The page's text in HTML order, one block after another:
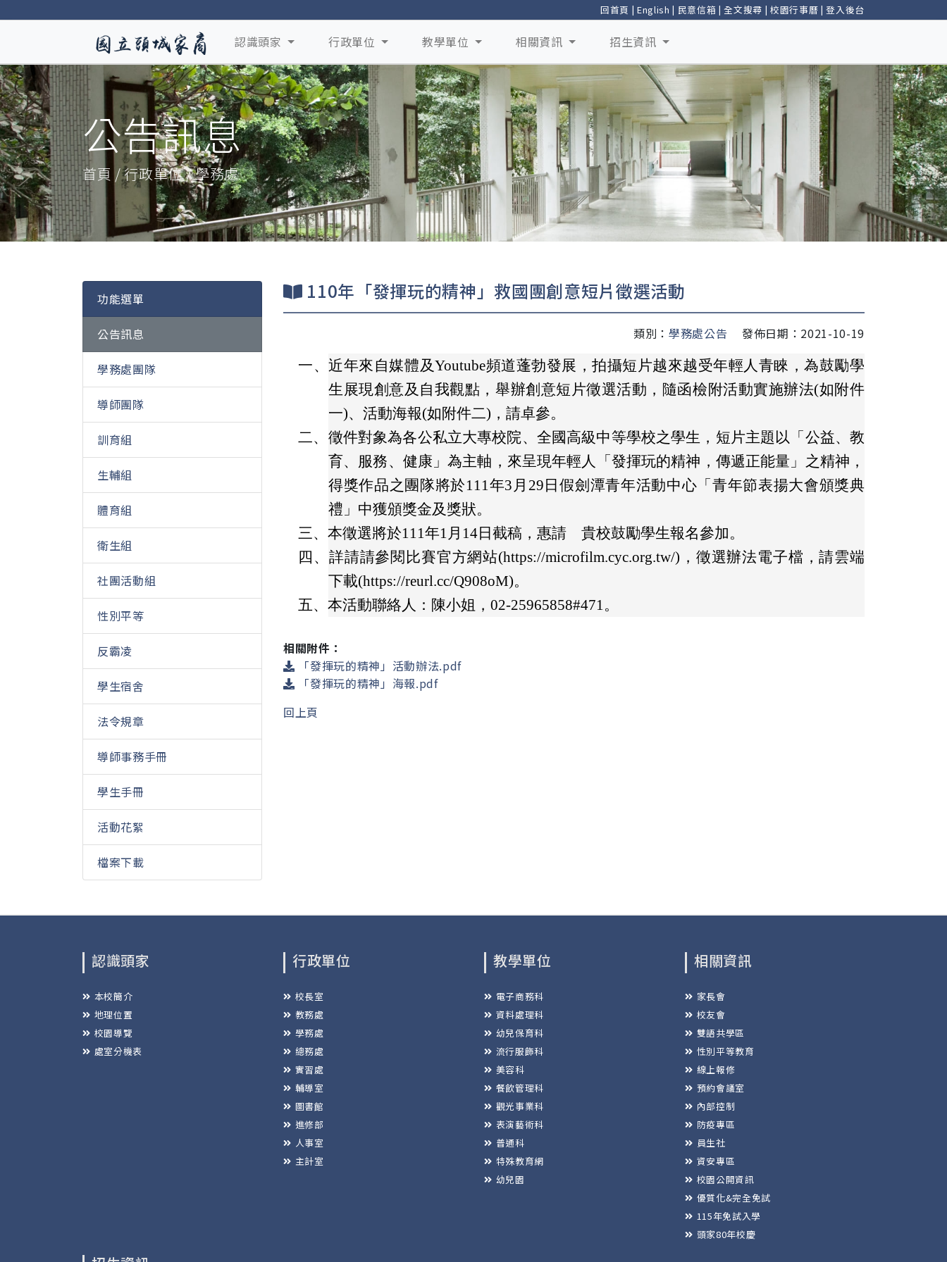
回首頁 | English | 民意信箱 |全文搜尋 | 校園行事曆 |登入後台
認識頭家 行政單位 教學單位 相關資訊 招生資訊
公告訊息
首頁 / 行政單位 / 學務處
功能選單
公告訊息
學務處團隊
導師團隊
訓育組
生輔組
體育組
衛生組
社團活動組
性別平等
反霸凌
學生宿舍
法令規章
導師事務手冊
學生手冊
活動花絮
檔案下載
110年「發揮玩的精神」救國團創意短片徵選活動
類別： 學務處公告
發佈日期：2021-10-19
一、近年來自媒體及Youtube頻道蓬勃發展，拍攝短片越來越受年輕人青睞，為鼓勵學
生展現創意及自我觀點，舉辦創意短片徵選活動，隨函檢附活動實施辦法(如附件
一)、活動海報(如附件二)，請卓參。
二、 徵件對象為各公私立大專校院、全國高級中等學校之學生，短片主題以「公益、教
育、服務、健康」為主軸，來呈現年輕人「發揮玩的精神，傳遞正能量」之精神，
得獎作品之團隊將於111年3月29日假劍潭青年活動中心「青年節表揚大會頒獎典
禮」中獲頒獎金及獎狀。
三、本徵選將於111年1月14日截稿，惠請 貴校鼓勵學生報名參加。
四、 詳請請參閱比賽官方網站(https://microfilm.cyc.org.tw/)，徵選辦法電子檔，請雲端
下載(https://reurl.cc/Q908oM)。
五、本活動聯絡人：陳小姐，02-25965858#471。
相關附件：
「發揮玩的精神」活動辦法.pdf
「發揮玩的精神」海報.pdf
回上頁
認識頭家
本校簡介
地理位置
校園導覽
處室分機表
行政單位
校長室
教務處
學務處
總務處
實習處
輔導室
圖書館
進修部
人事室
主計室
教學單位
電子商務科
資料處理科
幼兒保育科
流行服飾科
美容科
餐飲管理科
觀光事業科
表演藝術科
普通科
特殊教育網
幼兒園
相關資訊
家長會
校友會
雙語共學區
性別平等教育
線上報修
預約會議室
內部控制
防疫專區
員生社
資安專區
校園公開資訊
優質化&完全免試
115年免試入學
頭家80年校慶